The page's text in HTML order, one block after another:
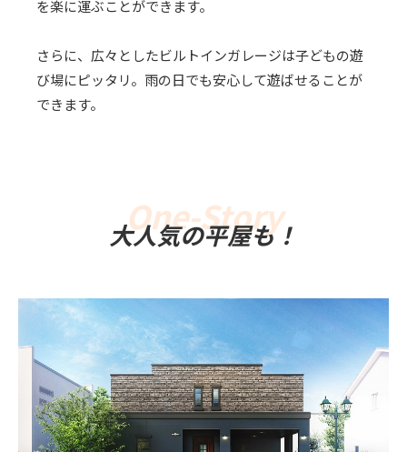
を楽に運ぶことができます。
さらに、広々としたビルトインガレージは子どもの遊
び場にピッタリ。雨の日でも安心して遊ばせることが
できます。
大人気の平屋も！